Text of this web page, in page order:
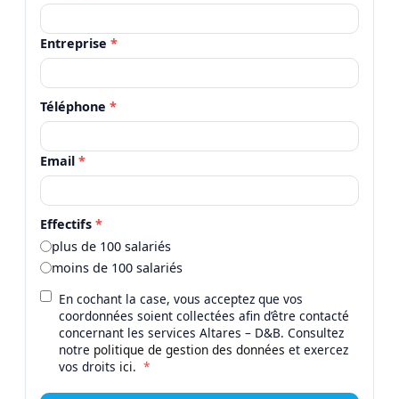
Entreprise *
Téléphone *
Email *
Effectifs *
plus de 100 salariés
moins de 100 salariés
En cochant la case, vous acceptez que vos
coordonnées soient collectées afin d’être contacté
concernant les services Altares – D&B. Consultez
notre politique de gestion des données et exercez
vos droits ici. *